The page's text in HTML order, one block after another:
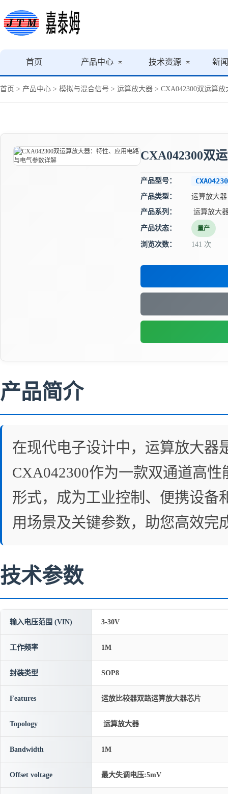
首页 产品中心 技术资源 新
首页 > 产品中心 > 模拟与混合信号 > 运算放大器 > CXA042300双运算
CXA042300双
产品型号：
产品类型：
运算放大器
产品系列：
运算放大
产品状态： 量产
浏览次数： 141 次
产品简介
在现代电子设计中，运算放大器
CXA042300作为一款双通道高
形式，成为工业控制、便携设备
用场景及关键参数，助您高效完
技术参数
输入电压范围 (VIN) 3-30V
工作频率 1M
封装类型 SOP8
Features 运放比较器双路运算放大器芯片
Topology 运算放大器
Bandwidth 1M
Offset voltage 最大失调电压:5mV